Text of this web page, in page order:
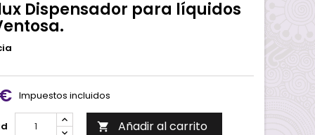
Dispensador para líquidos
Impuestos incluidos
 Añadir al carrito